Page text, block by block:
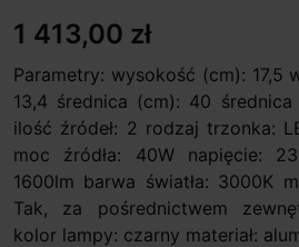
1 413,00 zł
Parametry: wysokość (cm): 17,5
13,4 średnica (cm): 40
ilość źródeł: 2 rodzaj trzonka:
moc źródła: 40W napięcie:
1600lm barwa światła: 3000K
Tak, za pośrednictwem
kolor lampy: czarny materiał: